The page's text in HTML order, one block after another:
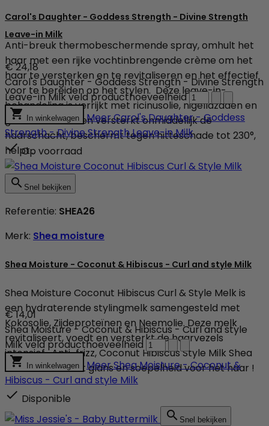
Carol's Daughter - Goddess Strength - Divine Strength
Leave-in Milk
Anti-breuk thermobeschermende spray, omhult het
haar met een rijke vochtinbrengende crème om het
haar te versterken en te revitaliseren en het effectief
voor te bereiden op het stylen. Deze leave-in-
behandeling is verrijkt met ricinusolie, nigellazaden en
gemberextract en versterkt onmiddellijk de
haarschacht, beschermt tegen hitteschade tot 230°,
helpt...
€ 24,18
Carol's Daughter - Goddess Strength - Divine Strength
Leave-in Milk veld producthoeveelheid
 In winkelwagen MeerCarol's Daughter - Goddess
Strength - Divine Strength Leave-in Milk
Op voorraad
 Snel bekijken
Referentie: SHEA26
Merk: Shea moisture
Shea Moisture - Coconut & Hibiscus - Curl and style Milk
Shea Moisture Coconut Hibiscus Curl & Style Melk is
een hydraterende stylingmelk samengesteld met
Kokosolie, Zijdeproteïnen en Neemolie. Deze melk
revitaliseert, voedt en versterkt de haarvezels
intensief. Anti-frizz, Coconut Hibiscus Style Milk Shea
Moisture herstelt glans en soepelheid voor het haar !
€ 14,01
Shea Moisture - Coconut & Hibiscus - Curl and style
Milk veld producthoeveelheid
 In winkelwagen MeerShea Moisture - Coconut &
Hibiscus - Curl and style Milk
 Disponible
 Snel bekijken